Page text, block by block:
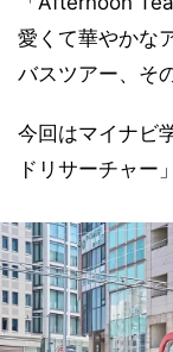
愛くて華やかな
バスツアー、そ
今回はマイナビ
ドリサーチャー